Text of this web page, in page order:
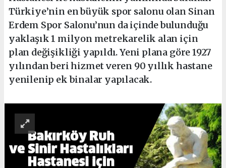
Türkiye’nin en büyük spor salonu olan Sinan
Erdem Spor Salonu’nun da içinde bulunduğu
yaklaşık 1 milyon metrekarelik alan için
plan değişikliği yapıldı. Yeni plana göre 1927
yılından beri hizmet veren 90 yıllık hastane
yenilenip ek binalar yapılacak.